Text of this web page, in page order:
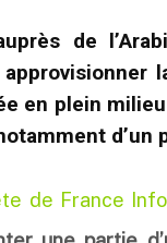
de
en plein
de France Info